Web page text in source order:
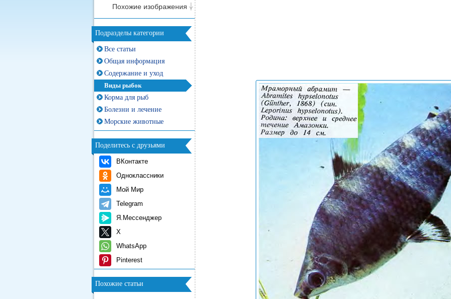
Похожие изображения
Подразделы категории
Все статьи
Общая информация
Содержание и уход
Виды рыбок
Корма для рыб
Болезни и лечение
Морские животные
Поделитесь с друзьями
ВКонтакте
Одноклассники
Мой Мир
Telegram
Я.Мессенджер
X
WhatsApp
Pinterest
Похожие статьи